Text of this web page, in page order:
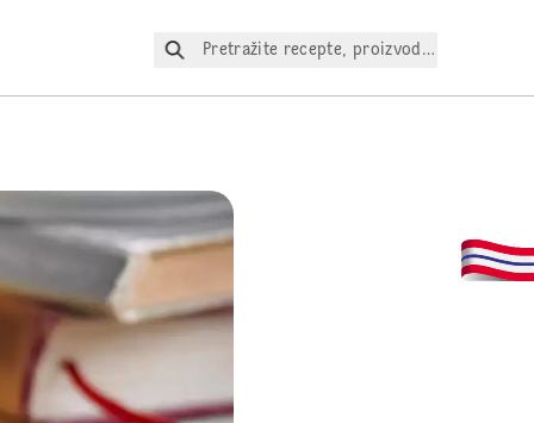
Pretražite recepte, proizvode itd.